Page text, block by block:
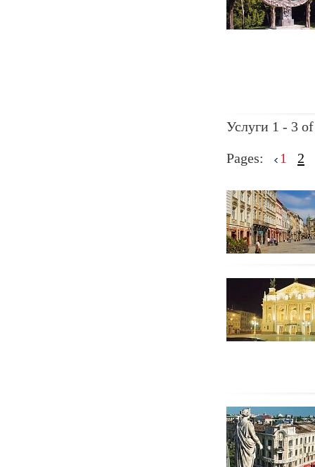
Услуги 1 - 3
Pages: 1 2